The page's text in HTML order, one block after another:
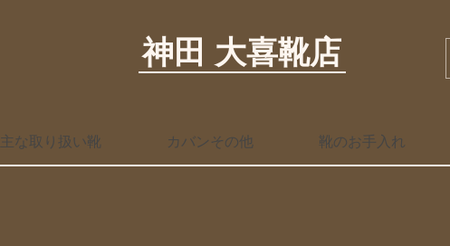
神田 大喜靴店
主な取り扱い靴 カバンその他 靴のお手入れ